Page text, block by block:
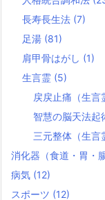
長寿長生法 (7)
足湯 (81)
肩甲骨はがし (1)
生言霊 (5)
戻戻止痛（生言
智慧の脳天法起
三元整体（生言
消化器（食道・胃・
病気 (12)
スポーツ (12)